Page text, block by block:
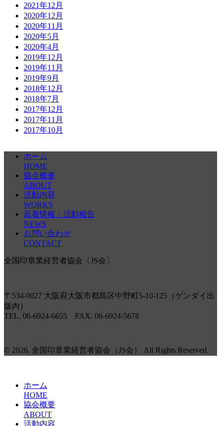
2021年12月
2020年12月
2020年11月
2020年5月
2020年4月
2019年12月
2019年11月
2019年9月
2018年12月
2018年7月
2017年12月
2017年11月
2017年10月
ホーム
HOME
協会概要
ABOUT
活動内容
WORKS
新着情報・活動報告
NEWS
お問い合わせ
CONTACT
全国印章業経営者協会〔JS会〕
〒534-0027 大阪府大阪市都島区中野町5-10-125（ゲンダイ出
版内）
TEL. 06-6924-6655 FAX. 06-6924-5678
© 2026. 全国印章業経営者協会（JS会） All Rights Reserved.
ホーム
HOME
協会概要
ABOUT
活動内容